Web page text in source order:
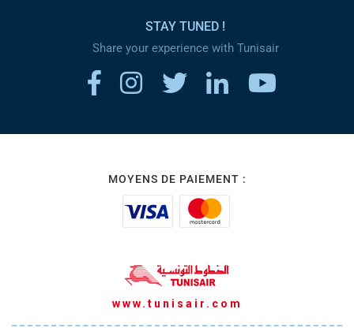
STAY TUNED !
Share your experience with Tunisair
MOYENS DE PAIEMENT :
www.tunisair.com